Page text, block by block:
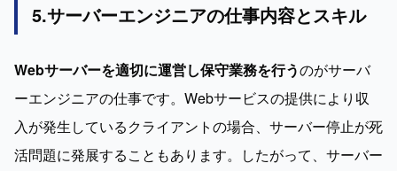
5.サーバーエンジニアの仕事内容とスキル
Webサーバーを適切に運営し保守業務を行うのがサーバ
ーエンジニアの仕事です。Webサービスの提供により収
入が発生しているクライアントの場合、サーバー停止が死
活問題に発展することもあります。したがって、サーバー